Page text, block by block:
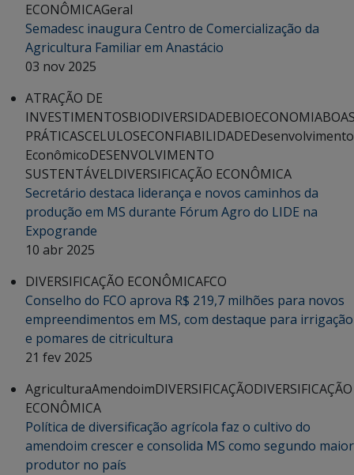
ECONÔMICAGeral
Semadesc inaugura Centro de Comercialização da
Agricultura Familiar em Anastácio
03 nov 2025
ATRAÇÃO DE
INVESTIMENTOSBIODIVERSIDADEBIOECONOMIA
PRÁTICASCELULOSECONFIABILIDADEDesenvolvimento
EconômicoDESENVOLVIMENTO
SUSTENTÁVELDIVERSIFICAÇÃO ECONÔMICA
Secretário destaca liderança e novos caminhos da
produção em MS durante Fórum Agro do LIDE na
Expogrande
10 abr 2025
DIVERSIFICAÇÃO ECONÔMICAFCO
Conselho do FCO aprova R$ 219,7 milhões para novos
empreendimentos em MS, com destaque para irrigação
e pomares de citricultura
21 fev 2025
AgriculturaAmendoimDIVERSIFICAÇÃODIVERSIFICAÇÃO
ECONÔMICA
Política de diversificação agrícola faz o cultivo do
amendoim crescer e consolida MS como segundo maior
produtor no país